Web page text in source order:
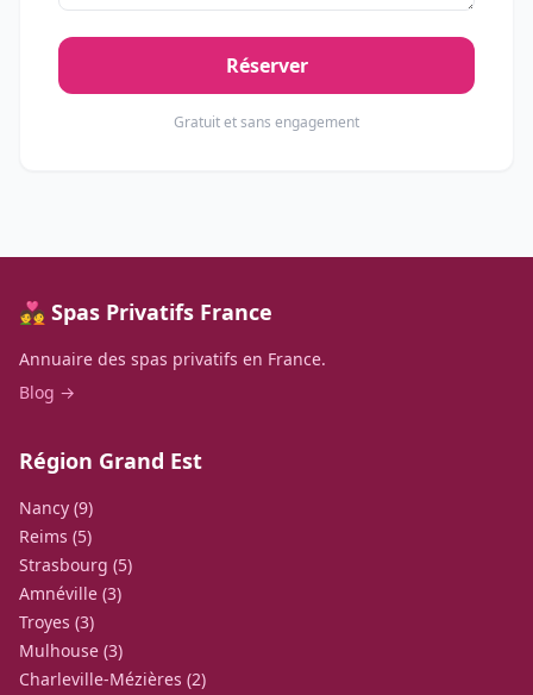
Réserver
Gratuit et sans engagement
💑 Spas Privatifs France
Annuaire des spas privatifs en France.
Blog →
Région Grand Est
Nancy (9)
Reims (5)
Strasbourg (5)
Amnéville (3)
Troyes (3)
Mulhouse (3)
Charleville-Mézières (2)